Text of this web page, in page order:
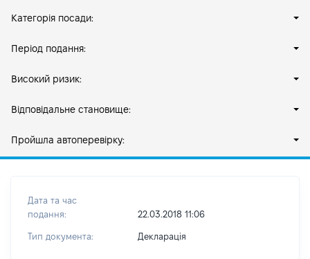
Категорія посади:
Період подання:
Високий ризик:
Відповідальне становище:
Пройшла автоперевірку:
Дата та час
подання:
22.03.2018 11:06
Тип документа: Декларація